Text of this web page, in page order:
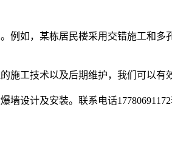
例如，某栋居民楼采用交错施工和
施工技术以及后期维护，我们可以有
墙设计及安装。联系电话